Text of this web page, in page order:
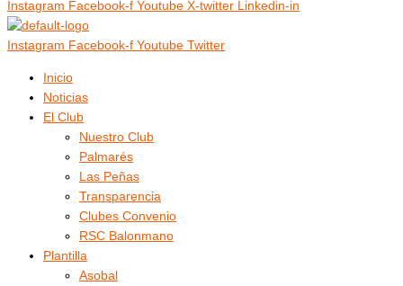
Instagram Facebook-f Youtube X-twitter Linkedin-in
Instagram Facebook-f Youtube Twitter
Inicio
Noticias
El Club
Nuestro Club
Palmarés
Las Peñas
Transparencia
Clubes Convenio
RSC Balonmano
Plantilla
Asobal